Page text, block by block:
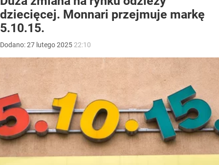
dziecięcej. Monnari przejmuje markę
5.10.15.
Dodano:27 lutego2025 22:10